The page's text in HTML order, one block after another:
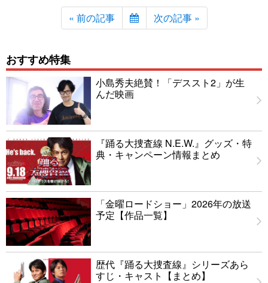
« 前の記事 次の記事 »
おすすめ特集
小島秀夫絶賛！「デススト2」が生
んだ映画
『踊る大捜査線 N.E.W.』グッズ・特
典・キャンペーン情報まとめ
「金曜ロードショー」2026年の放送
予定【作品一覧】
歴代『踊る大捜査線』シリーズあら
すじ・キャスト【まとめ】